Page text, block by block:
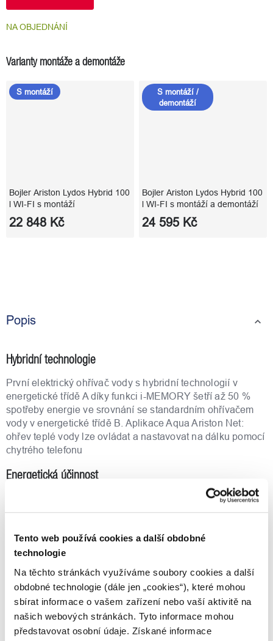
Tento web používá cookies a další obdobné
technologie
Na těchto stránkách využíváme soubory cookies a další
obdobné technologie (dále jen „cookies“), které mohou
sbírat informace o vašem zařízení nebo vaší aktivitě na
našich webových stránkách. Tyto informace mohou
představovat osobní údaje. Získané informace
NA OBJEDNÁNÍ
Varianty montáže a demontáže
S montáží
Bojler Ariston Lydos Hybrid 100
l WI-FI s montáží
22 848 Kč
S montáží /
demontáží
Bojler Ariston Lydos Hybrid 100
l WI-FI s montáží a demontáží
24 595 Kč
Popis
Hybridní technologie
První elektrický ohřívač vody s hybridní technologií v
energetické třídě A díky funkci i-MEMORY šetří až 50 %
spotřeby energie ve srovnání se standardním ohřívačem
vody v energetické třídě B. Aplikace Aqua Ariston Net:
ohřev teplé vody lze ovládat a nastavovat na dálku pomocí
chytrého telefonu
Energetická účinnost
První elektrický ohřívač vody dosahující energetické třídy
A+ Úspora až 50 % ve srovnání se stejným elektrickým
Technologie
Unikátní řešení hybridního ohřevu i-Memory, Program,
Módy Green and Boost.
Spolehlivost
Aktivní + magnesiová anoda, tiché smaltované topné